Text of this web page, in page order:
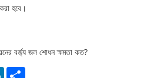
হবে।
বর্জ্য জল শোধন ক্ষমতা কত?
LinkedIn